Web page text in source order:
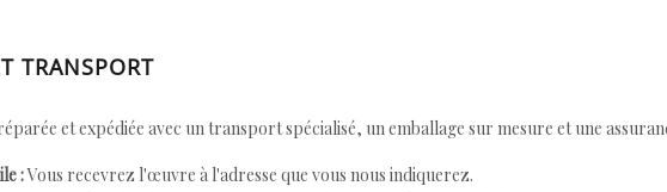
TRANSPORT
et expédiée avec un transport spécialisé, un emballage sur mesure et une
:Vous recevrez l'œuvre à l'adresse que vous nous indiquerez.